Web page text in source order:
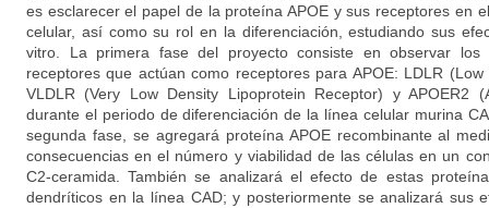
es esclarecer el papel de la proteína APOE y sus receptores en
celular, así como su rol en la diferenciación, estudiando sus
vitro. La primera fase del proyecto consiste en observar
receptores que actúan como receptores para APOE: LDLR
VLDLR (Very Low Density Lipoprotein Receptor) y APOER2
durante el periodo de diferenciación de la línea celular murina
segunda fase, se agregará proteína APOE recombinante al
consecuencias en el número y viabilidad de las células en un
C2-ceramida. También se analizará el efecto de estas
dendríticos en la línea CAD; y posteriormente se analizará sus